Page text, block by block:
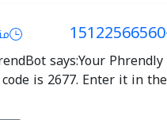
says:Your
code is 2677. Enter it in